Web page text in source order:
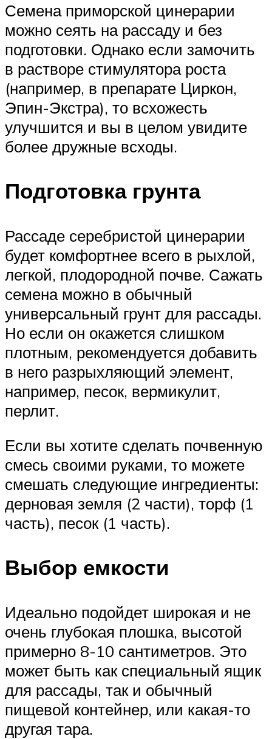
Семена приморской цинерарии
можно сеять на рассаду и без
подготовки. Однако если замочить
в растворе стимулятора роста
(например, в препарате Циркон,
Эпин-Экстра), то всхожесть
улучшится и вы в целом увидите
более дружные всходы.
Подготовка грунта
Рассаде серебристой цинерарии
будет комфортнее всего в рыхлой,
легкой, плодородной почве. Сажать
семена можно в обычный
универсальный грунт для рассады.
Но если он окажется слишком
плотным, рекомендуется добавить
в него разрыхляющий элемент,
например, песок, вермикулит,
перлит.
Если вы хотите сделать почвенную
смесь своими руками, то можете
смешать следующие ингредиенты:
дерновая земля (2 части), торф (1
часть), песок (1 часть).
Выбор емкости
Идеально подойдет широкая и не
очень глубокая плошка, высотой
примерно 8-10 сантиметров. Это
может быть как специальный ящик
для рассады, так и обычный
пищевой контейнер, или какая-то
другая тара.